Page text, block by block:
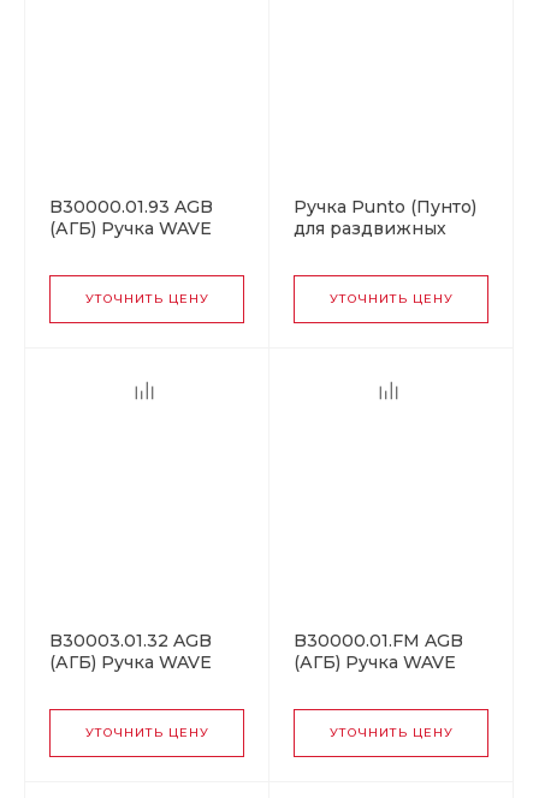
B30000.01.93 AGB
(АГБ) Ручка WAVE
(черный), для
раздвижных дверей
УТОЧНИТЬ ЦЕНУ
Ручка Punto (Пунто)
для раздвижных
(Soft LINE SL-010) BL
черный
УТОЧНИТЬ ЦЕНУ
B30003.01.32 AGB
(АГБ) Ручка WAVE
хром), для
раздвижных дверей
УТОЧНИТЬ ЦЕНУ
B30000.01.FM AGB
(АГБ) Ручка WAVE
(белый), для
раздвижных дверей
УТОЧНИТЬ ЦЕНУ